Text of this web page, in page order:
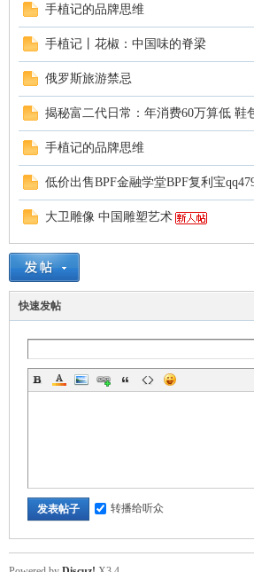
手植记的品牌思维
手植记丨花椒：中国味的脊梁
俄罗斯旅游禁忌
揭秘富二代日常：年消费60万算低 鞋
手植记的品牌思维
低价出售BPF金融学堂BPF复利宝
大卫雕像 中国雕塑艺术
快速发帖
发表帖子 转播给听众